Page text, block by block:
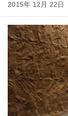
2015年 12月 22日